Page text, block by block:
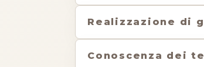
Realizzazione di
Conoscenza dei